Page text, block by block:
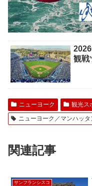
観戦
ニューヨーク
観光ス
ニューヨーク／マンハッタ
関連記事
サンフランシスコ